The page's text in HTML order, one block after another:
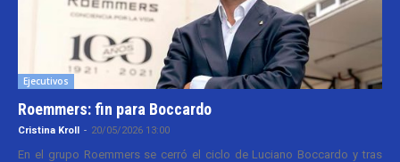
Ejecutivos
Roemmers: fin para Boccardo
Cristina Kroll - 20/05/2026 13:00
En el grupo Roemmers se cerró el ciclo de Luciano Boccardo y tras